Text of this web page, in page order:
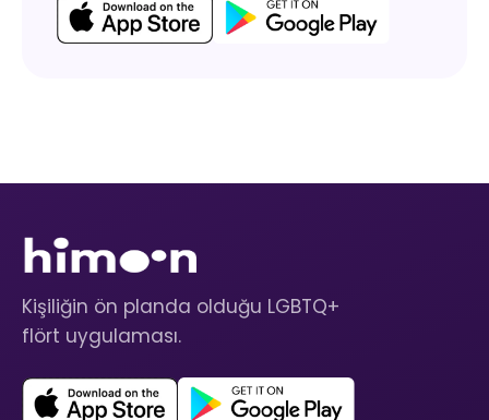
Kişiliğin ön planda olduğu LGBTQ+
flört uygulaması.